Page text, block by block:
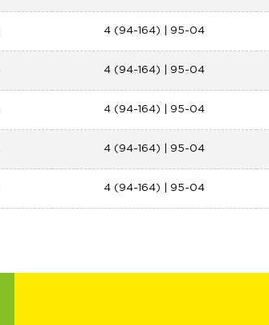
4 (94-164) | 95-04
4 (94-164) | 95-04
4 (94-164) | 95-04
4 (94-164) | 95-04
4 (94-164) | 95-04